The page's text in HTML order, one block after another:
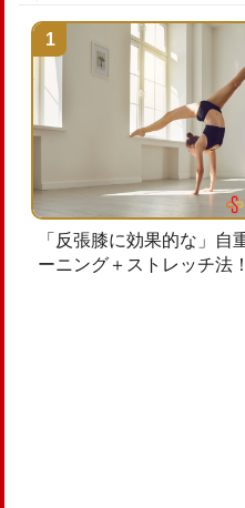
「反張膝に効果的な」自
ーニング＋ストレッチ法！